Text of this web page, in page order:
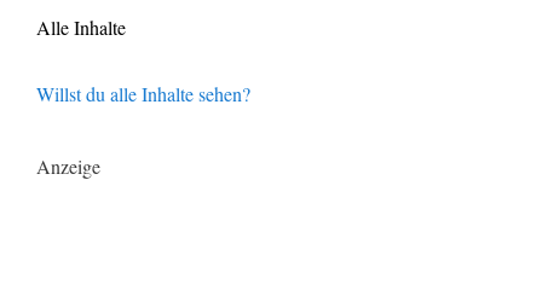
Alle Inhalte
Willst du alle Inhalte sehen?
Anzeige